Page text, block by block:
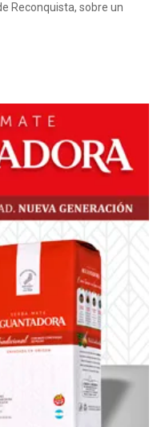
Reconquista, sobre un